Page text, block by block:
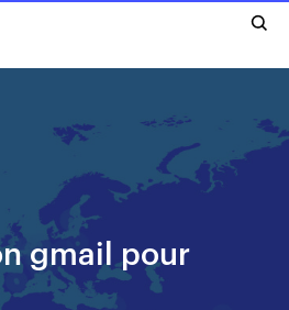
gmail pour